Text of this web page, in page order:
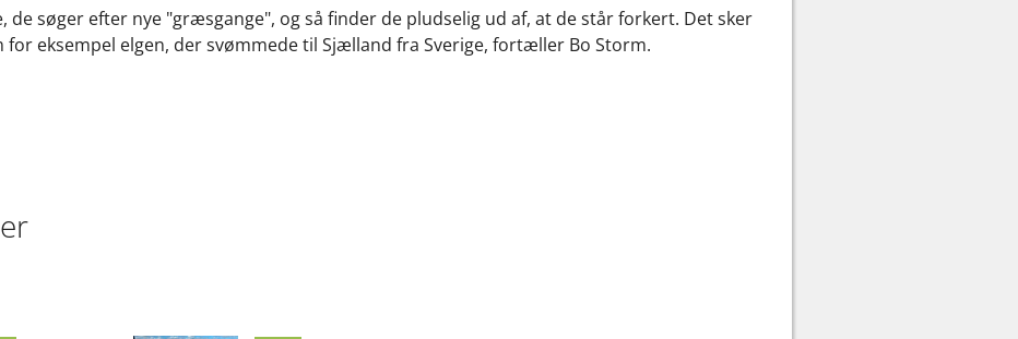
de søger efter nye "græsgange", og så finder de pludselig ud af, at de står forkert. Det sker
eksempel elgen, der svømmede til Sjælland fra Sverige, fortæller Bo Storm.